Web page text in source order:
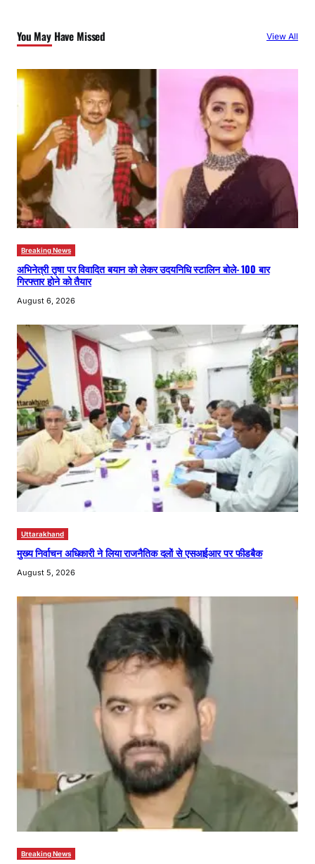
h
You May Have Missed View All
Breaking News
अभिनेत्री तृषा पर विवादित बयान को लेकर उदयनिधि स्टालिन बोले- 100 बार
गिरफ्तार होने को तैयार
August 6, 2026
Uttarakhand
मुख्य निर्वाचन अधिकारी ने लिया राजनैतिक दलों से एसआईआर पर फीडबैक
August 5, 2026
Breaking News